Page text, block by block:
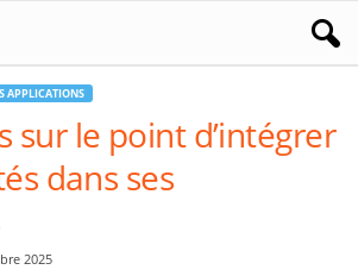
APPLICATIONS
sur le point d’intégrer
dans ses
2025